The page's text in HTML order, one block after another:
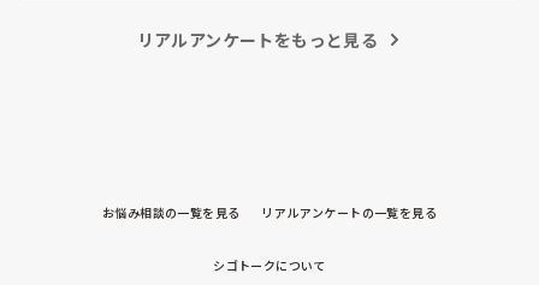
リアルアンケートをもっと見る
お悩み相談の一覧を見る リアルアンケートの一覧を見る
シゴトークについて